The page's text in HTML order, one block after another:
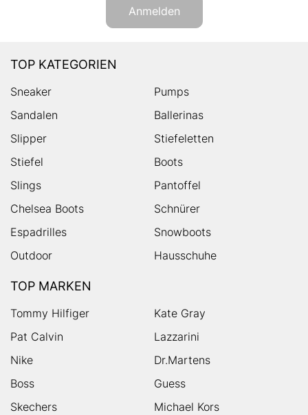
Anmelden
TOP KATEGORIEN
Sneaker
Pumps
Sandalen
Ballerinas
Slipper
Stiefeletten
Stiefel
Boots
Slings
Pantoffel
Chelsea Boots
Schnürer
Espadrilles
Snowboots
Outdoor
Hausschuhe
TOP MARKEN
Tommy Hilfiger
Kate Gray
Pat Calvin
Lazzarini
Nike
Dr.Martens
Boss
Guess
Skechers
Michael Kors